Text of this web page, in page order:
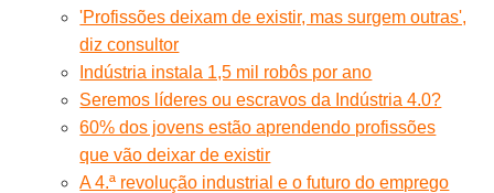
'Profissões deixam de existir, mas surgem outras',
diz consultor
Indústria instala 1,5 mil robôs por ano
Seremos líderes ou escravos da Indústria 4.0?
60% dos jovens estão aprendendo profissões
que vão deixar de existir
A 4.ª revolução industrial e o futuro do emprego